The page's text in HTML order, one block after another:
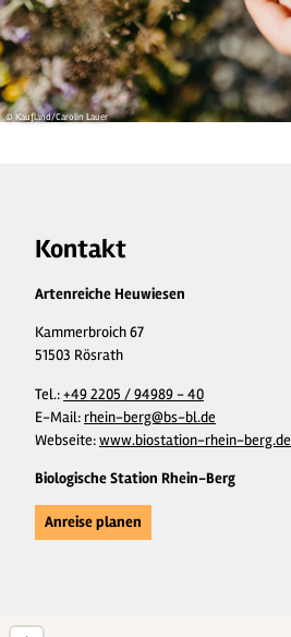
© Kaufland/Carolin Lauer
Kontakt
Artenreiche Heuwiesen
Kammerbroich 67
51503 Rösrath
Tel.:+49 2205 / 94989 - 40
E-Mail: rhein-berg@bs-bl.de
Webseite:www.biostation-rhein-berg.de
Biologische Station Rhein-Berg
Anreise planen